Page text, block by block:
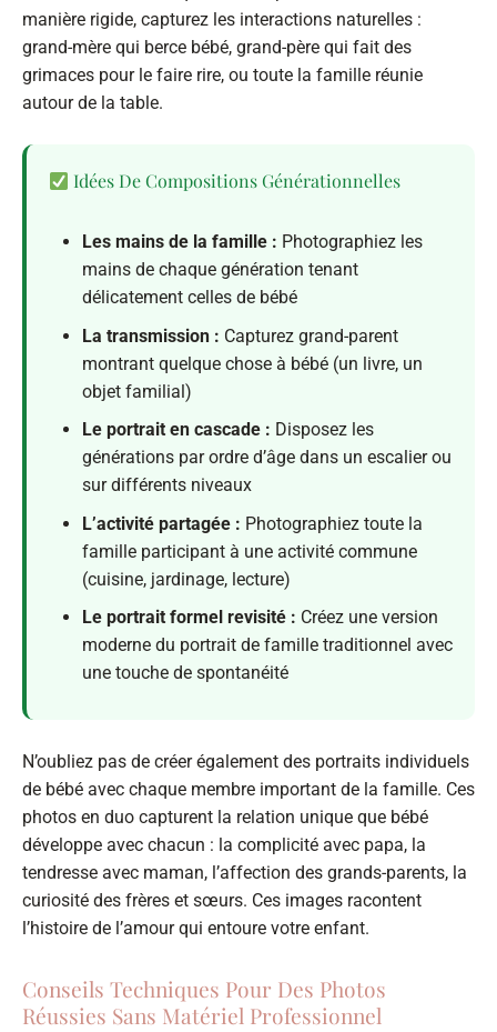
manière rigide, capturez les interactions naturelles :
grand-mère qui berce bébé, grand-père qui fait des
grimaces pour le faire rire, ou toute la famille réunie
autour de la table.
Idées De Compositions Générationnelles
Les mains de la famille : Photographiez les
mains de chaque génération tenant
délicatement celles de bébé
La transmission : Capturez grand-parent
montrant quelque chose à bébé (un livre, un
objet familial)
Le portrait en cascade : Disposez les
générations par ordre d’âge dans un escalier ou
sur différents niveaux
L’activité partagée : Photographiez toute la
famille participant à une activité commune
(cuisine, jardinage, lecture)
Le portrait formel revisité : Créez une version
moderne du portrait de famille traditionnel avec
une touche de spontanéité
N’oubliez pas de créer également des portraits individuels
de bébé avec chaque membre important de la famille. Ces
photos en duo capturent la relation unique que bébé
développe avec chacun : la complicité avec papa, la
tendresse avec maman, l’affection des grands-parents, la
curiosité des frères et sœurs. Ces images racontent
l’histoire de l’amour qui entoure votre enfant.
Conseils Techniques Pour Des Photos
Réussies Sans Matériel Professionnel